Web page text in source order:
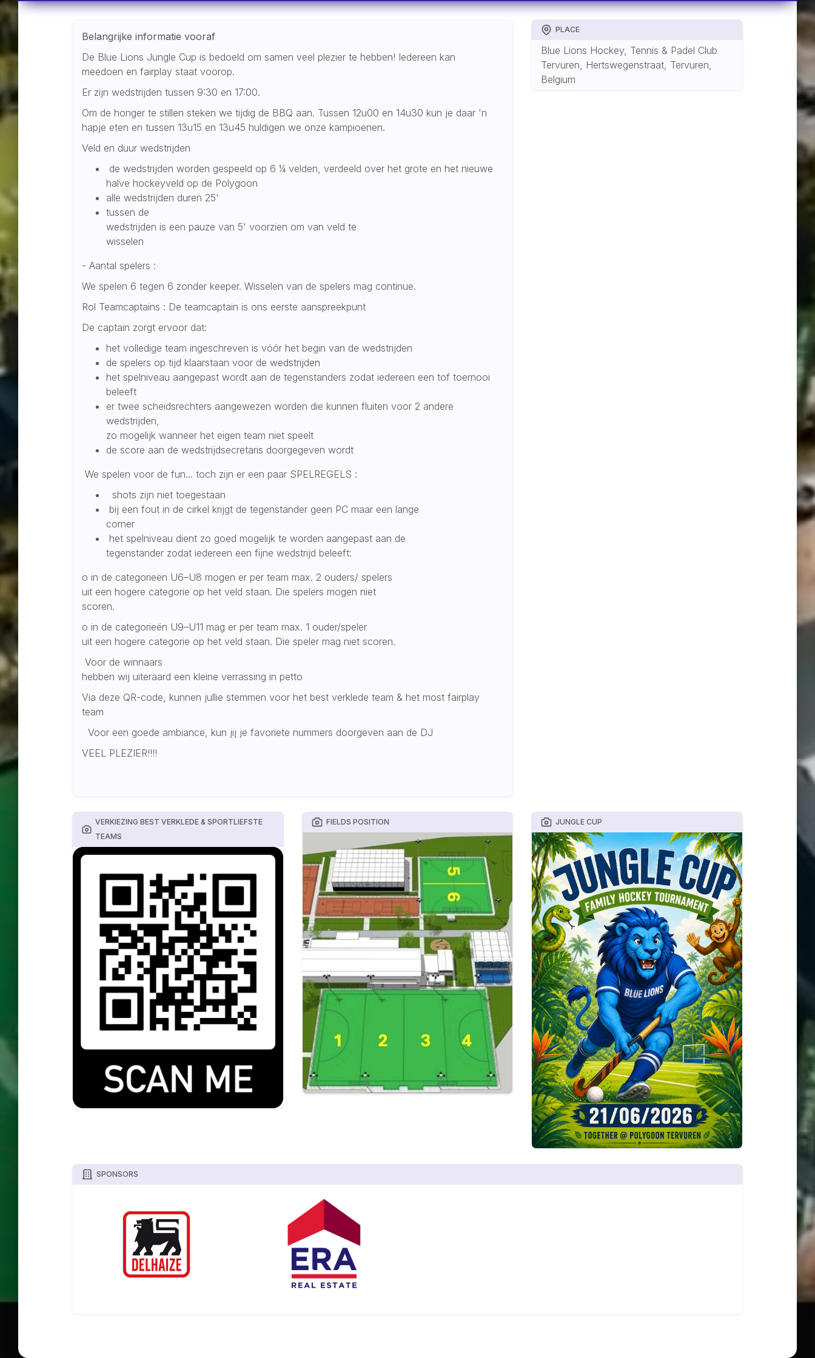
Belangrijke informatie vooraf
De Blue Lions Jungle Cup is bedoeld om samen veel plezier te hebben! Iedereen kan
meedoen en fairplay staat voorop.
Er zijn wedstrijden tussen 9:30 en 17:00.
Om de honger te stillen steken we tijdig de BBQ aan. Tussen 12u00 en 14u30 kun je daar 'n
hapje eten en tussen 13u15 en 13u45 huldigen we onze kampioenen.
Veld en duur wedstrijden
de wedstrijden worden gespeeld op 6 ¼ velden, verdeeld over het grote en het nieuwe
halve hockeyveld op de Polygoon
alle wedstrijden duren 25'
tussen de
wedstrijden is een pauze van 5' voorzien om van veld te
wisselen
- Aantal spelers :
We spelen 6 tegen 6 zonder keeper. Wisselen van de spelers mag continue.
Rol Teamcaptains : De teamcaptain is ons eerste aanspreekpunt
De captain zorgt ervoor dat:
het volledige team ingeschreven is vóór het begin van de wedstrijden
de spelers op tijd klaarstaan voor de wedstrijden
het spelniveau aangepast wordt aan de tegenstanders zodat iedereen een tof toernooi
beleeft
er twee scheidsrechters aangewezen worden die kunnen fluiten voor 2 andere
wedstrijden,
zo mogelijk wanneer het eigen team niet speelt
de score aan de wedstrijdsecretaris doorgegeven wordt
We spelen voor de fun... toch zijn er een paar SPELREGELS :
shots zijn niet toegestaan
bij een fout in de cirkel krijgt de tegenstander geen PC maar een lange
corner
het spelniveau dient zo goed mogelijk te worden aangepast aan de
tegenstander zodat iedereen een fijne wedstrijd beleeft:
o in de categorieën U6–U8 mogen er per team max. 2 ouders/ spelers
uit een hogere categorie op het veld staan. Die spelers mogen niet
scoren.
o in de categorieën U9–U11 mag er per team max. 1 ouder/speler
uit een hogere categorie op het veld staan. Die speler mag niet scoren.
Voor de winnaars
hebben wij uiteraard een kleine verrassing in petto
Via deze QR-code, kunnen jullie stemmen voor het best verklede team & het most fairplay
team
Voor een goede ambiance, kun jij je favoriete nummers doorgeven aan de DJ
VEEL PLEZIER!!!!
PLACE
Blue Lions Hockey, Tennis & Padel Club
Tervuren, Hertswegenstraat, Tervuren,
Belgium
VERKIEZING BEST VERKLEDE & SPORTLIEFSTE
TEAMS
FIELDS POSITION JUNGLE CUP
SPONSORS